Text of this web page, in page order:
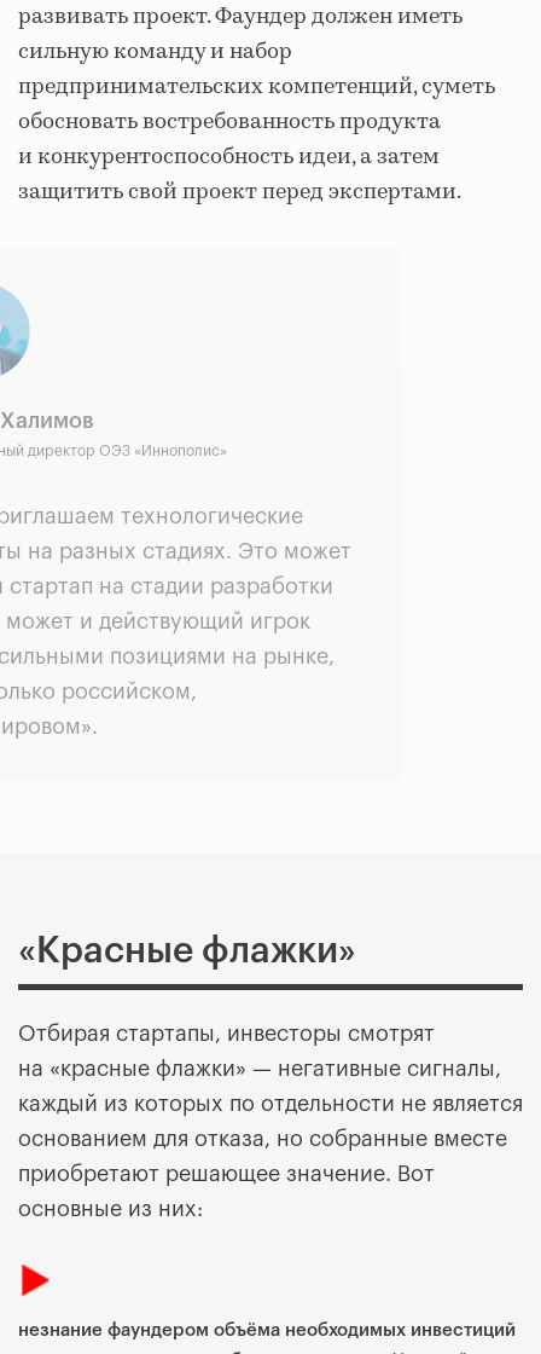
развивать проект. Фаундер должен иметь
сильную команду и набор
предпринимательских компетенций, суметь
обосновать востребованность продукта
и конкурентоспособность идеи, а затем
защитить свой проект перед экспертами.
директор ОЭЗ «Иннополис»
технологические
на разных стадиях. Это может
стартап на стадии разработки
может и действующий игрок
позициями на рынке,
российском,
«Красные флажки»
Отбирая стартапы, инвесторы смотрят
на «красные флажки» — негативные сигналы,
каждый из которых по отдельности не является
основанием для отказа, но собранные вместе
приобретают решающее значение. Вот
основные из них:
незнание фаундером объёма необходимых инвестиций